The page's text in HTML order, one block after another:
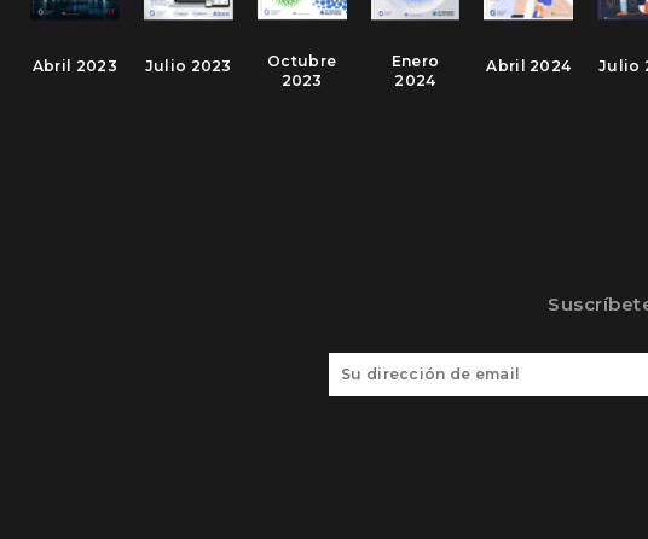
Julio
Abril 2024
Enero
2024
Octubre
2023
Julio 2023
Abril 2023